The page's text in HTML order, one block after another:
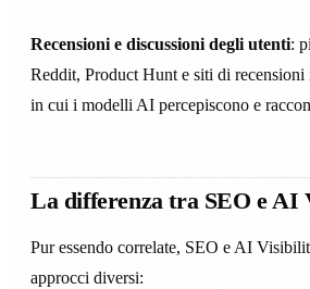
Recensioni e discussioni degli utenti:
Reddit, Product Hunt e siti di
in cui i modelli AI percepiscono e
La differenza tra SEO e AI
Pur essendo correlate, SEO e AI
approcci diversi: